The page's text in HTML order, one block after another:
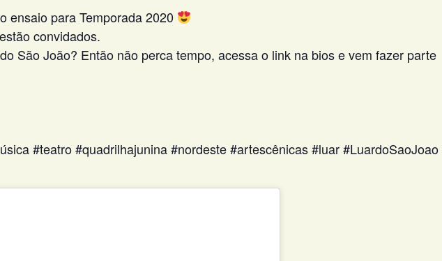
ensaio para Temporada 2020
convidados.
São João? Então não perca tempo, acessa o link na bios e vem fazer parte
#teatro #quadrilhajunina #nordeste #artescênicas #luar #LuardoSaoJoao